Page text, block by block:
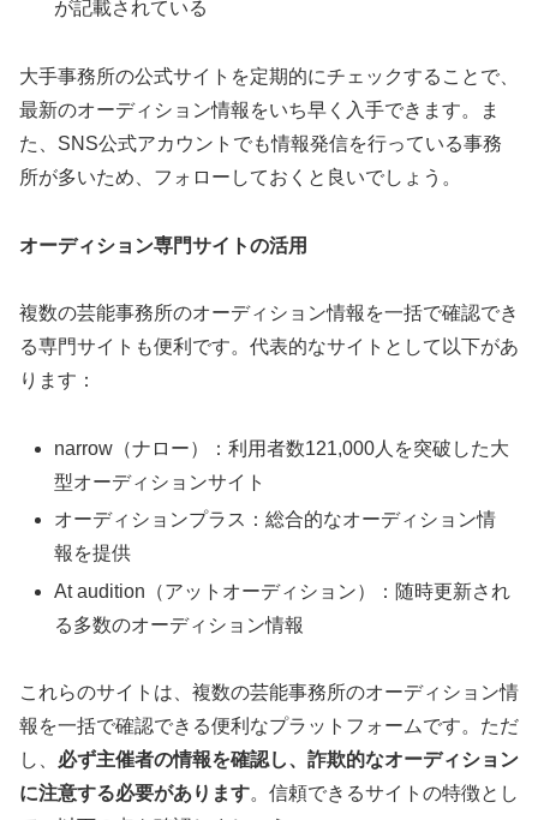
が記載されている
大手事務所の公式サイトを定期的にチェックすることで、
最新のオーディション情報をいち早く入手できます。ま
た、SNS公式アカウントでも情報発信を行っている事務
所が多いため、フォローしておくと良いでしょう。
オーディション専門サイトの活用
複数の芸能事務所のオーディション情報を一括で確認でき
る専門サイトも便利です。代表的なサイトとして以下があ
ります：
narrow（ナロー）：利用者数121,000人を突破した大
型オーディションサイト
オーディションプラス：総合的なオーディション情
報を提供
At audition（アットオーディション）：随時更新され
る多数のオーディション情報
これらのサイトは、複数の芸能事務所のオーディション情
報を一括で確認できる便利なプラットフォームです。ただ
し、 必ず主催者の情報を確認し、詐欺的なオーディション
に注意する必要があります。信頼できるサイトの特徴とし